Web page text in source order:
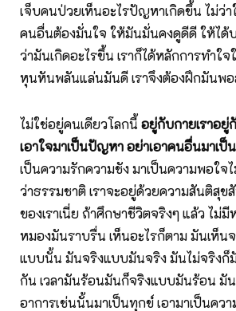
เจ็บคนป่วยเห็นอะไรปัญหาเกิดขึ้น ไม่ว่
คนอื่นต้องมั่นใจ ให้มันมั่นคงดูดีดี ให้ได้
ว่ามันเกิดอะไรขึ้น เราก็ได้หลักการทำใ
หุนหันพลันแล่นมันดี เราจึงต้องฝึกมันพ
ไม่ใช่อยู่คนเดียวโลกนี้ อยู่กับกายเราอยู่
เอาใจมาเป็นปัญหา อย่าเอาคนอื่นมาเ
เป็นความรักความชัง มาเป็นความพอใ
ว่าธรรมชาติ เราจะอยู่ด้วยความสันติสุ
ของเราเนี่ย ถ้าศึกษาชีวิตจริงๆ แล้ว ไม่
หมองมันราบรื่น เห็นอะไรก็ตาม มันเห็น
แบบนั้น มันจริงแบบมันจริง มันไม่จริงก็
กัน เวลามันร้อนมันก็จริงแบบมันร้อน มั
อาการเช่นนั้นมาเป็นทุกข์ เอามาเป็นคว